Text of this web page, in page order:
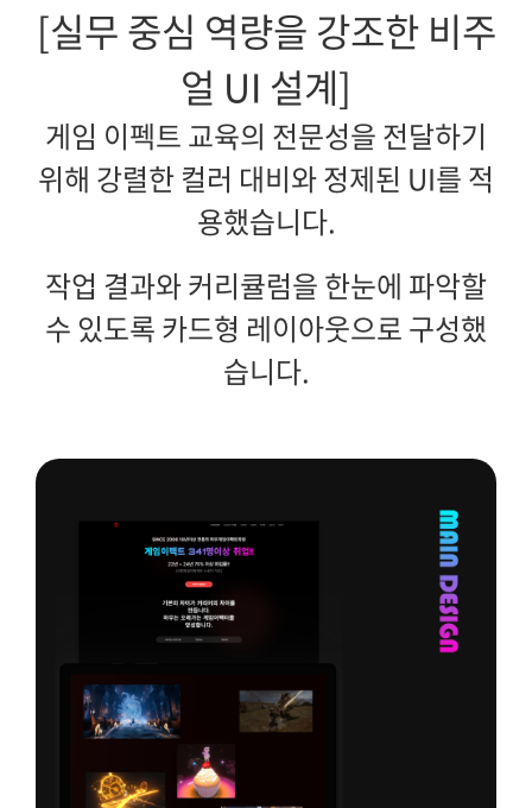
[실무 중심 역량을 강조한 비주
얼 UI 설계]
게임 이펙트 교육의 전문성을 전달하기
위해 강렬한 컬러 대비와 정제된 UI를 적
용했습니다.
작업 결과와 커리큘럼을 한눈에 파악할
수 있도록 카드형 레이아웃으로 구성했
습니다.